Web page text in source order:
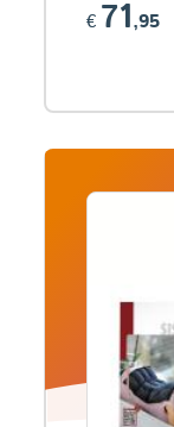
€ 71,95